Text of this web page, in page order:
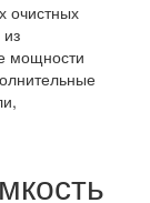
очистных
мощности